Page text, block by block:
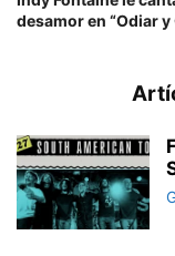
desamor en “Odiar y